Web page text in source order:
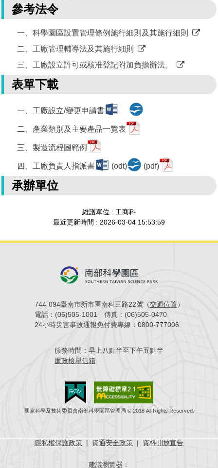
參考法令
一、科學園區設置管理條例施行細則及其施行細則
二、工廠管理輔導法及其施行細則
三、工廠設立許可或核准登記附加負擔辦法。
表單下載
一、工廠設立/變更申請書
二、產業類別及主要產品一覽表
三、製造流程圖範例
四、工廠負責人指派書 (odt) (pdf)
承辦單位
維護單位 : 工商科
最近更新時間 : 2026-03-04 15:53:59
744-094臺南市新市區南科三路22號（交通位置）
電話： (06)505-1001 傳真： (06)505-0470
24小時災害事故通報免付費專線： 0800-777006
服務時間： 早上八點半至下午五點半
廉政檢舉信箱
國家科學及技術委員會南部科學園區管理局 © 2018 All Rights Reserved.
隱私權保護政策 | 資通安全政策 | 資料開放宣告
建議瀏覽器：